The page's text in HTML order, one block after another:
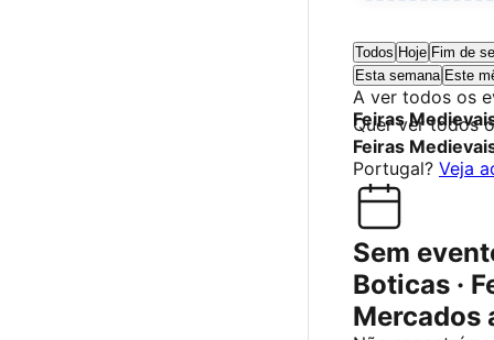
Todos Hoje Fim de
Esta semana Este
A ver todos os
Feiras
Quer ver todos
Feiras
Portugal? Veja
Sem
Boticas ·
Mercados